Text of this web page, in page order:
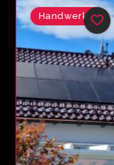
Handwerker